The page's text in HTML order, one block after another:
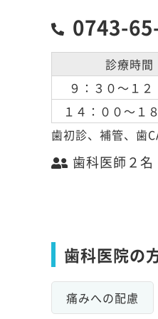
0743-
診療時間
９：３０～１２
１４：００～１
歯初診、補管、歯
歯科医師２名
歯科医院の
痛みへの配慮